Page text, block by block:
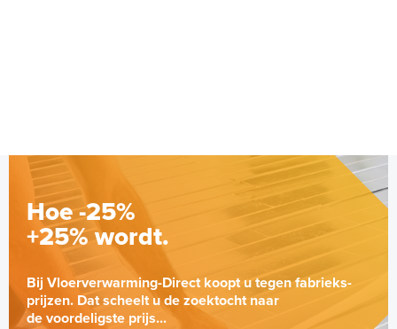
Hoe -25%
+25% wordt.
Bij Vloerverwarming-Direct koopt u tegen fabrieks-
prijzen. Dat scheelt u de zoektocht naar
de voordeligste prijs...